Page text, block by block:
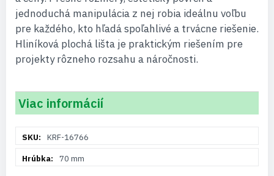
jednoduchá manipulácia z nej robia ideálnu voľbu
pre každého, kto hľadá spoľahlivé a trvácne riešenie.
Hliníková plochá lišta je praktickým riešením pre
projekty rôzneho rozsahu a náročnosti.
Viac informácií
informáciíKRF-16766
70 mm